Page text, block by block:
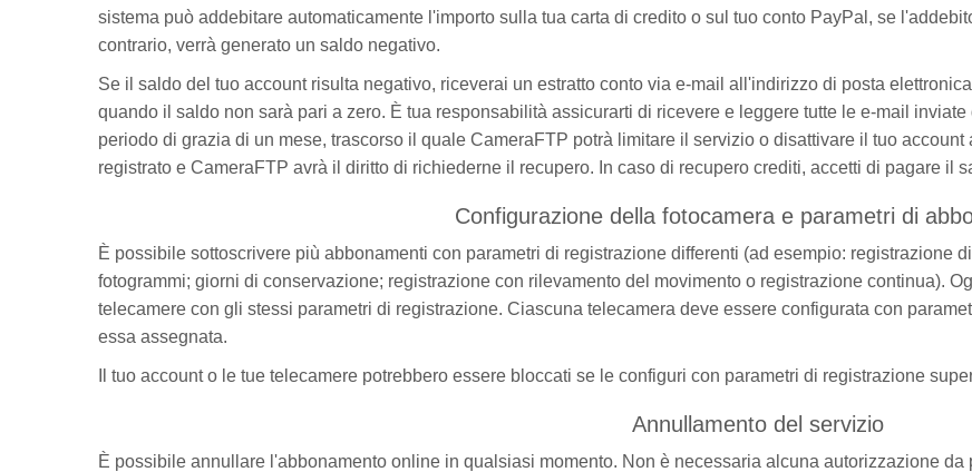
sistema può addebitare automaticamente l'importo sulla tua carta di credito o sul tuo conto PayPal, se
contrario, verrà generato un saldo negativo.
Se il saldo del tuo account risulta negativo, riceverai un estratto conto via e-mail all'indirizzo di posta
quando il saldo non sarà pari a zero. È tua responsabilità assicurarti di ricevere e leggere tutte le e-mail
periodo di grazia di un mese, trascorso il quale CameraFTP potrà limitare il servizio o disattivare il tuo
registrato e CameraFTP avrà il diritto di richiederne il recupero. In caso di recupero crediti, accetti di pagare il
Configurazione della fotocamera e parametri di
È possibile sottoscrivere più abbonamenti con parametri di registrazione differenti (ad esempio: registrazione
fotogrammi; giorni di conservazione; registrazione con rilevamento del movimento o registrazione continua).
telecamere con gli stessi parametri di registrazione. Ciascuna telecamera deve essere configurata con
essa assegnata.
Il tuo account o le tue telecamere potrebbero essere bloccati se le configuri con parametri di registrazione
Annullamento del servizio
È possibile annullare l'abbonamento online in qualsiasi momento. Non è necessaria alcuna autorizzazione